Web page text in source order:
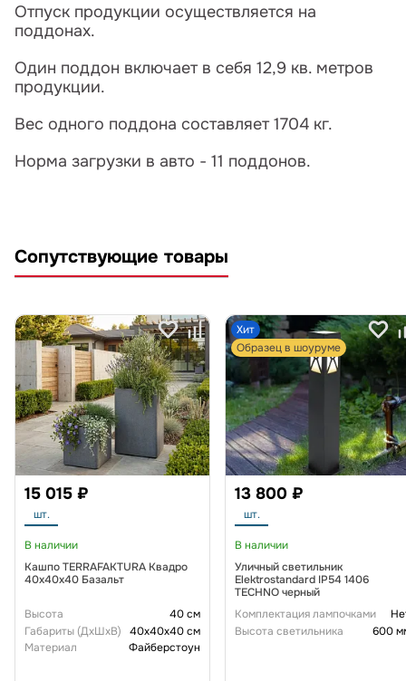
Отпуск продукции осуществляется на
поддонах.
Один поддон включает в себя 12,9 кв. метров
продукции.
Вес одного поддона составляет 1704 кг.
Норма загрузки в авто - 11 поддонов.
Сопутствующие товары
15 015 ₽
шт.
В наличии
Кашпо TERRAFAKTURA Квадро
40x40x40 Базальт
Высота
40 см
Габариты (ДxШxВ)
40x40x40 см
Материал
Файберстоун
Хит
Образец в шоуруме
13 800 ₽
шт.
В наличии
Уличный светильник
Elektrostandard IP54 1406
TECHNO черный
Комплектация лампочками
Высота светильника
600